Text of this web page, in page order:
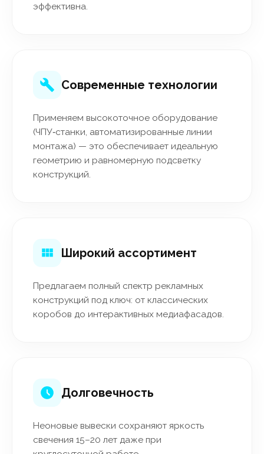
эффективна.
Современные технологии
Применяем высокоточное оборудование
(ЧПУ‑станки, автоматизированные линии
монтажа) — это обеспечивает идеальную
геометрию и равномерную подсветку
конструкций.
Широкий ассортимент
Предлагаем полный спектр рекламных
конструкций под ключ: от классических
коробов до интерактивных медиафасадов.
Долговечность
Неоновые вывески сохраняют яркость
свечения 15–20 лет даже при